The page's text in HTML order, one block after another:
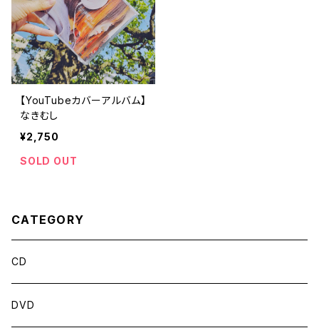
【YouTubeカバーアルバム】
なきむし
¥2,750
SOLD OUT
CATEGORY
CD
DVD